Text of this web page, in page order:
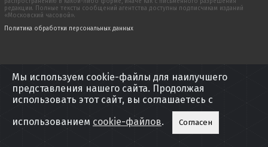
редакции. Полные тексты сообщений агентства доступны подписчикам изданий
«Московский часовой».
Политика обработки персональных данных
Мы используем cookie-файлы для наилучшего
представления нашего сайта. Продолжая
использовать этот сайт, вы соглашаетесь с
использованием cookie-файлов. Согласен